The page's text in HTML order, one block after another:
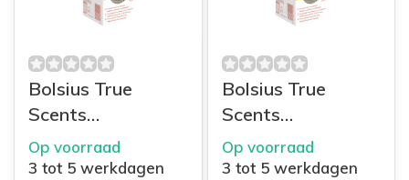
Bolsius True
Scents
geurverspreider
45ml Oud Wood
Op voorraad
3 tot 5 werkdagen
Bolsius True
Scents
geurverspreider
45ml Mango
Op voorraad
3 tot 5 werkdagen